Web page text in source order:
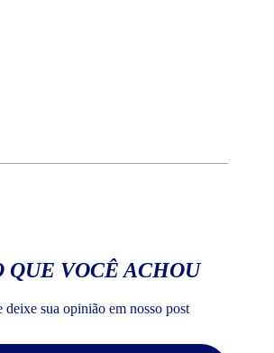
QUE VOCÊ ACHOU
deixe sua opinião em nosso post